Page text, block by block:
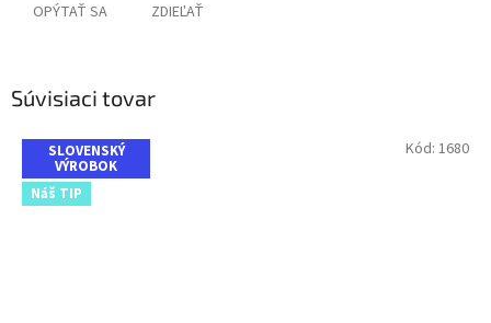
OPÝTAŤ SA ZDIEĽAŤ
Súvisiaci tovar
SLOVENSKÝ
VÝROBOK
Náš TIP
Kód: 1680